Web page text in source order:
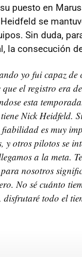
puesto en
se
Sin duda,
la consecución
yo fui capaz
el registro era
esta
Nick Heidfeld.
es muy
otros pilotos se
a la meta.
nosotros
No sé cuánto
todo el